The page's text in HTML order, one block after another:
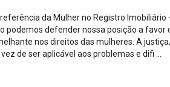
da Mulher no Registro
podemos defender nossa posição a
nos direitos das mulheres. A
de ser aplicável aos problemas e difi ...